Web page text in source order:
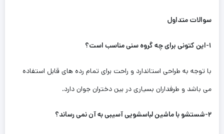
سوالات متداول
۱-این کتونی برای چه گروه سنی مناسب است؟
با توجه به طراحی استاندارد و راحت برای تمام رده های قابل استفاده
می باشد و طرفداران بسیاری در بین دختران جوان دارد.
۲-شستشو با ماشین لباسشویی آسیبی به آن ‌نمی رساند؟